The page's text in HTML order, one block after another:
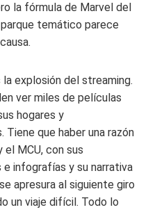
la fórmula de Marvel del
temático parece
explosión del streaming.
ver miles de películas
hogares y
que haber una razón
el MCU, con sus
infografías y su narrativa
apresura al siguiente giro
un viaje difícil. Todo lo